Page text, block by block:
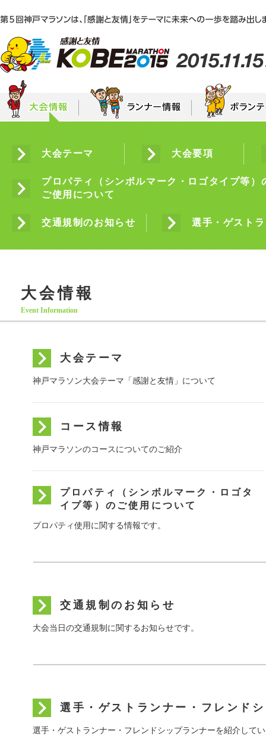
大会テーマ 大会要項
プロパティ（シンボルマーク・ロゴタイプ等）
ご使用について
交通規制のお知らせ 選手・ゲスト
募集要項
エントリー・申込方法のご案内
フレンドシップバンク
宿泊案内
ラ
団体ボランティア募集要項 個
神戸マラソンEXPO2015「感謝と友情ステー
みんなで咲かせる“感謝と友情”のひまわり
ランナー・ボランティアの皆様へ
沿道の皆様へ
大会情報
Event Information
大会テーマ
神戸マラソン大会テーマ「感謝と友情」について
コース情報
神戸マラソンのコースについてのご紹介
プロパティ（シンボルマーク・ロゴタ
イプ等）のご使用について
プロパティ使用に関する情報です。
交通規制のお知らせ
大会当日の交通規制に関するお知らせです。
選手・ゲストランナー・フレンド
選手・ゲストランナー・フレンドシップランナーを紹介して